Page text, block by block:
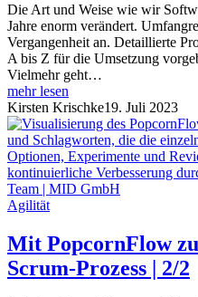
Die Art und Weise wie wir
Jahre enorm verändert.
Vergangenheit an. Detaillierte
A bis Z für die Umsetzung
Vielmehr geht…
mehr lesen
Kirsten Krischke19. Juli 2023
Agilität
Mit PopcornFlow
Scrum-Prozess | 2/2